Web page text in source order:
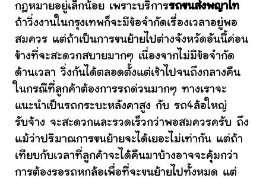
กฎหมายอยู่เล็กน้อย เพราะบริการรถขนส่งพญาไท
ถ้าวิ่งงานในกรุงเทพก็จะมีข้อจำกัดเรื่องเวลาอยู่พอ
สมควร แต่ถ้าเป็นการขนย้ายไปต่างจังหวัดอันนี้ค่อน
ข้างที่จะสะดวกสบายมากๆ เนื่องจากไม่มีข้อจำกัด
ด้านเวลา วิ่งกันได้ตลอดตั้งแต่เช้าไปจนถึงกลางคืน
ในกรณีที่ลูกค้าต้องการรถด่วนมากๆ ทางเราจะ
แนะนำเป็นรถกระบะหลังคาสูง กับ รถ4ล้อใหญ่
รับจ้าง จะสะดวกและรวดเร็วกว่าพอสมควรครับ ถึง
แม้ว่าปริมาณการขนย้ายจะได้เยอะไม่เท่ากัน แต่ถ้า
เทียบกับเวลาที่ลูกค้าจะได้คืนมาบ้างอาจจะคุ้มกว่า
การต้องรอรถหกล้อเพื่อที่จะขนย้ายไปทั้งหมด แต่